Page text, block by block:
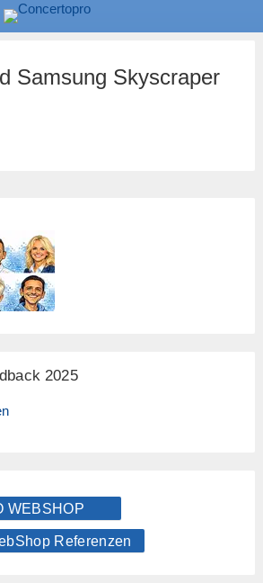
Samsung Skyscraper
2025
WEBSHOP
Referenzen